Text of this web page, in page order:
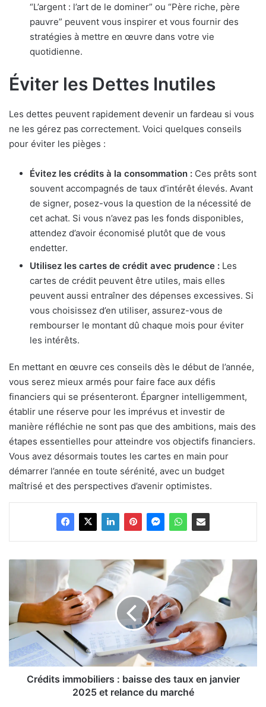
“L’argent : l’art de le dominer” ou “Père riche, père
pauvre” peuvent vous inspirer et vous fournir des
stratégies à mettre en œuvre dans votre vie
quotidienne.
Éviter les Dettes Inutiles
Les dettes peuvent rapidement devenir un fardeau si vous
ne les gérez pas correctement. Voici quelques conseils
pour éviter les pièges :
Évitez les crédits à la consommation : Ces prêts sont
souvent accompagnés de taux d’intérêt élevés. Avant
de signer, posez-vous la question de la nécessité de
cet achat. Si vous n’avez pas les fonds disponibles,
attendez d’avoir économisé plutôt que de vous
endetter.
Utilisez les cartes de crédit avec prudence : Les
cartes de crédit peuvent être utiles, mais elles
peuvent aussi entraîner des dépenses excessives. Si
vous choisissez d’en utiliser, assurez-vous de
rembourser le montant dû chaque mois pour éviter
les intérêts.
En mettant en œuvre ces conseils dès le début de l’année,
vous serez mieux armés pour faire face aux défis
financiers qui se présenteront. Épargner intelligemment,
établir une réserve pour les imprévus et investir de
manière réfléchie ne sont pas que des ambitions, mais des
étapes essentielles pour atteindre vos objectifs financiers.
Vous avez désormais toutes les cartes en main pour
démarrer l’année en toute sérénité, avec un budget
maîtrisé et des perspectives d’avenir optimistes.
baisse
des
taux
en
janvier
2025
Crédits immobiliers : baisse des taux en janvier
2025 et relance du marché